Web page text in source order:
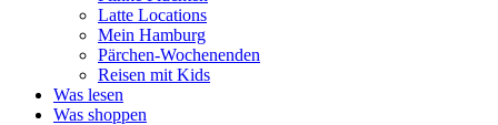
Latte Locations
Mein Hamburg
Pärchen-Wochenenden
Reisen mit Kids
Was lesen
Was shoppen